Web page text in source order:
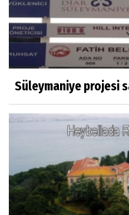
Misafir Yazar
Yapay zekâ
kontrolü
OLANIN
HÜSEYİN
HÜSEYİN
PAYLAŞIMLARI
Süleymaniye projesi